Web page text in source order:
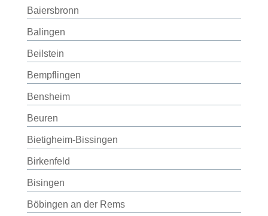
Baiersbronn
Balingen
Beilstein
Bempflingen
Bensheim
Beuren
Bietigheim-Bissingen
Birkenfeld
Bisingen
Böbingen an der Rems